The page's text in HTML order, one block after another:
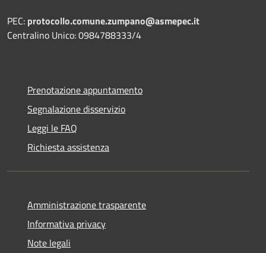
PEC: protocollo.comune.zumpano@asmepec.it
Centralino Unico: 0984788333/4
Prenotazione appuntamento
Segnalazione disservizio
Leggi le FAQ
Richiesta assistenza
Amministrazione trasparente
Informativa privacy
Note legali